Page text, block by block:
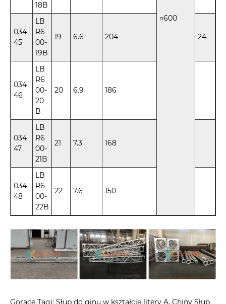
□600
18B
034
45
LB
R6
00-
19B
19 6.6 204 24
034
46
LB
R6
00-
20
B
20 6.9 186
034
47
LB
R6
00-
21B
21 7.3 168
034
48
LB
R6
00-
22B
22 7.6 150